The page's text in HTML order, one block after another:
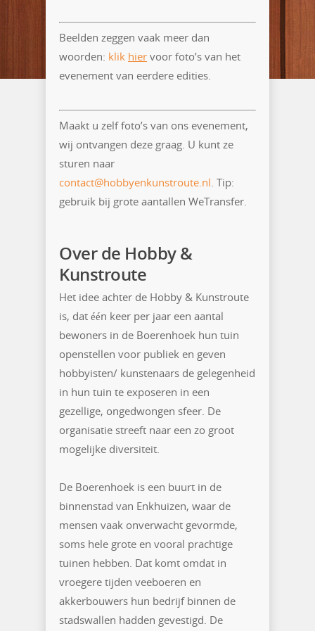
Beelden zeggen vaak meer dan
woorden: klik hier voor foto’s van het
evenement van eerdere edities.
Maakt u zelf foto’s van ons evenement,
wij ontvangen deze graag. U kunt ze
sturen naar
contact@hobbyenkunstroute.nl. Tip:
gebruik bij grote aantallen WeTransfer.
Over de Hobby &
Kunstroute
Het idee achter de Hobby & Kunstroute
is, dat één keer per jaar een aantal
bewoners in de Boerenhoek hun tuin
openstellen voor publiek en geven
hobbyisten/ kunstenaars de gelegenheid
in hun tuin te exposeren in een
gezellige, ongedwongen sfeer. De
organisatie streeft naar een zo groot
mogelijke diversiteit.
De Boerenhoek is een buurt in de
binnenstad van Enkhuizen, waar de
mensen vaak onverwacht gevormde,
soms hele grote en vooral prachtige
tuinen hebben. Dat komt omdat in
vroegere tijden veeboeren en
akkerbouwers hun bedrijf binnen de
stadswallen hadden gevestigd. De